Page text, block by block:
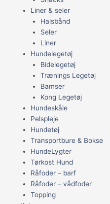
Liner & seler
Halsbånd
Seler
Liner
Hundelegetøj
Bidelegetøj
Trænings Legetøj
Bamser
Kong Legetøj
Hundeskåle
Pelspleje
Hundetøj
Transportbure & Bokse
HundeLygter
Tørkost Hund
Råfoder – barf
Råfoder – vådfoder
Topping